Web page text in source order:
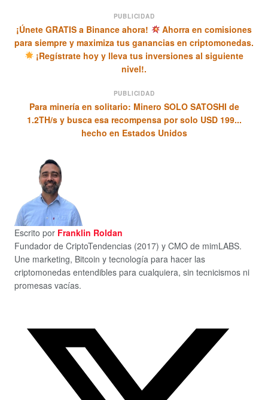
PUBLICIDAD
¡Únete GRATIS a Binance ahora!
Ahorra en comisiones
para siempre y maximiza tus ganancias en criptomonedas.
¡Regístrate hoy y lleva tus inversiones al siguiente
nivel!.
PUBLICIDAD
Para minería en solitario: Minero SOLO SATOSHI de
1.2TH/s y busca esa recompensa por solo USD 199...
hecho en Estados Unidos
Escrito por Franklin Roldan
Fundador de CriptoTendencias (2017) y CMO de mimLABS.
Une marketing, Bitcoin y tecnología para hacer las
criptomonedas entendibles para cualquiera, sin tecnicismos ni
promesas vacías.